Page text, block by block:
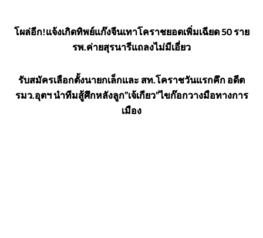
โผล่อีก!แจ้งเกิดทิพย์แก๊งจีนเทาโคราชยอดเพิ่มเฉียด 50 ราย
รพ.ค่ายสุรนารีแถลงไม่มีเอี่ยว
รับสมัครเลือกตั้งนายกเล็กและ สท.โคราชวันแรกคึก อดีต
รมว.อุตฯ นำทีมสู้ศึกหลังลูก”เจ้เกียว”ไขก๊อกวางมือทางการ
เมือง